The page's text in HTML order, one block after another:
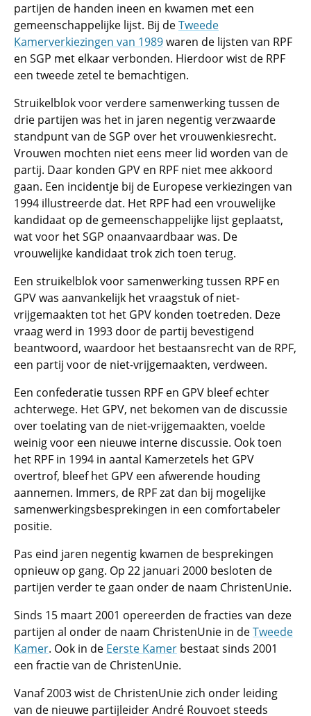
partijen de handen ineen en kwamen met een
gemeenschappelijke lijst. Bij deTweede
Kamerverkiezingen van 1989waren de lijsten van RPF
en SGP met elkaar verbonden. Hierdoor wist de RPF
een tweede zetel te bemachtigen.
Struikelblok voor verdere samenwerking tussen de
drie partijen was het in jaren negentig verzwaarde
standpunt van de SGP over het vrouwenkiesrecht.
Vrouwen mochten niet eens meer lid worden van de
partij. Daar konden GPV en RPF niet mee akkoord
gaan. Een incidentje bij de Europese verkiezingen van
1994 illustreerde dat. Het RPF had een vrouwelijke
kandidaat op de gemeenschappelijke lijst geplaatst,
wat voor het SGP onaanvaardbaar was. De
vrouwelijke kandidaat trok zich toen terug.
Een struikelblok voor samenwerking tussen RPF en
GPV was aanvankelijk het vraagstuk of niet-
vrijgemaakten tot het GPV konden toetreden. Deze
vraag werd in 1993 door de partij bevestigend
beantwoord, waardoor het bestaansrecht van de RPF,
een partij voor de niet-vrijgemaakten, verdween.
Een confederatie tussen RPF en GPV bleef echter
achterwege. Het GPV, net bekomen van de discussie
over toelating van de niet-vrijgemaakten, voelde
weinig voor een nieuwe interne discussie. Ook toen
het RPF in 1994 in aantal Kamerzetels het GPV
overtrof, bleef het GPV een afwerende houding
aannemen. Immers, de RPF zat dan bij mogelijke
samenwerkingsbesprekingen in een comfortabeler
positie.
Pas eind jaren negentig kwamen de besprekingen
opnieuw op gang. Op 22 januari 2000 besloten de
partijen verder te gaan onder de naam ChristenUnie.
Sinds 15 maart 2001 opereerden de fracties van deze
partijen al onder de naam ChristenUnie in deTweede
Kamer. Ook in de Eerste Kamer bestaat sinds 2001
een fractie van de ChristenUnie.
Vanaf 2003 wist de ChristenUnie zich onder leiding
van de nieuwe partijleider André Rouvoet steeds